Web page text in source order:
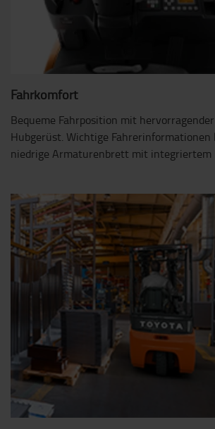
Fahrkomfort
Bequeme Fahrposition mit
Hubgerüst. Wichtige Fahrerinformationen
niedrige Armaturenbrett mit integriertem